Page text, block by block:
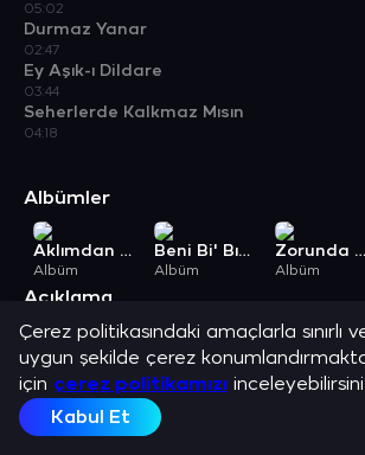
05:02
Durmaz Yanar
02:47
Ey Aşık-ı Dildare
03:44
Seherlerde Kalkmaz Mısın
04:18
Albümler
Aklımdan Zorum Var
Albüm
Beni Bi' Bırak
Albüm
Zorunda Mıyım
Albüm
Açıklama
Çerez politikasındaki amaçlarla sınırlı
uygun şekilde çerez
için çerez politikamızı
Kabul Et